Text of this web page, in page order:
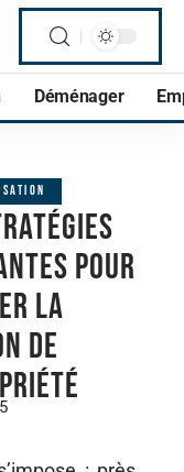
Déménager
pour
la
de